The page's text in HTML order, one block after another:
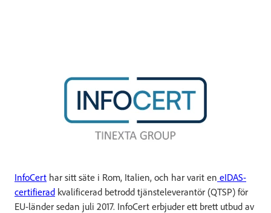
InfoCert har sitt säte i Rom, Italien, och har varit en eIDAS-
certifierad kvalificerad betrodd tjänsteleverantör (QTSP) för
EU-länder sedan juli 2017. InfoCert erbjuder ett brett utbud av